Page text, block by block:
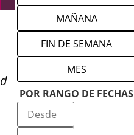
MAÑANA
FIN DE SEMANA
MES
POR RANGO DE FECHAS